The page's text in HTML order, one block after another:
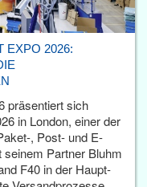
EXPO 2026:
präsentiert sich
in London, einer der
, Post- und E-
Partner Bluhm
F40 in der Haupt­